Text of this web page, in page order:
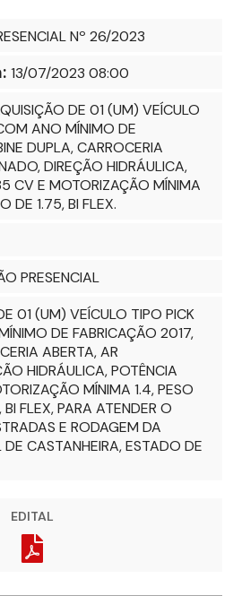
Nº 26/2023
13/07/2023 08:00
DE 01 (UM) VEÍCULO
ANO MÍNIMO DE
DUPLA, CARROCERIA
DIREÇÃO HIDRÁULICA,
CV E MOTORIZAÇÃO MÍNIMA
DE 1.75, BI FLEX.
PRESENCIAL
01 (UM) VEÍCULO TIPO PICK
DE FABRICAÇÃO 2017,
ABERTA, AR
HIDRÁULICA, POTÊNCIA
MÍNIMA 1.4, PESO
FLEX, PARA ATENDER O
E RODAGEM DA
DE CASTANHEIRA, ESTADO DE
EDITAL